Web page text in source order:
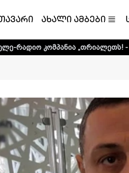
ახალი ამბები
„თრიალეთს! - დეტალური